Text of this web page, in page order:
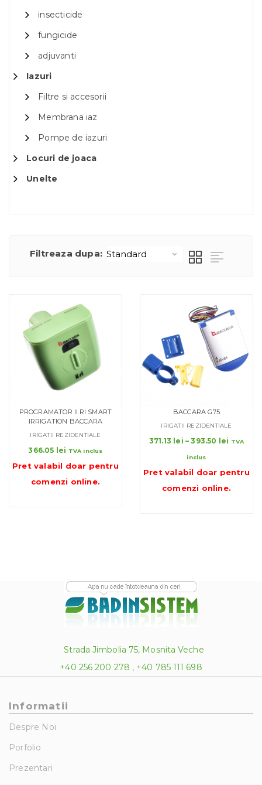
insecticide
fungicide
adjuvanti
Iazuri
Filtre si accesorii
Membrana iaz
Pompe de iazuri
Locuri de joaca
Unelte
Filtreaza dupa:
PROGRAMATOR II.RI SMART
IRRIGATION BACCARA
IRIGATII REZIDENTIALE
366.05 lei TVA inclus
Pret valabil doar pentru
comenzi online.
BACCARA G75
IRIGATII REZIDENTIALE
371.13 lei – 393.50 lei
371.13
până
TVA
inclus
Pret valabil doar pentru
comenzi online.
Strada Jimbolia 75, Mosnita Veche
+40 256 200 278 , +40 785 111 698
Informatii
Despre Noi
Porfolio
Prezentari